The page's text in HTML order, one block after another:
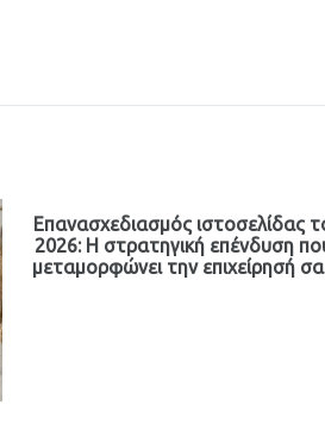
Επανασχεδιασμός ιστοσελίδας
2026: Η στρατηγική επένδυση
μεταμορφώνει την επιχείρησή